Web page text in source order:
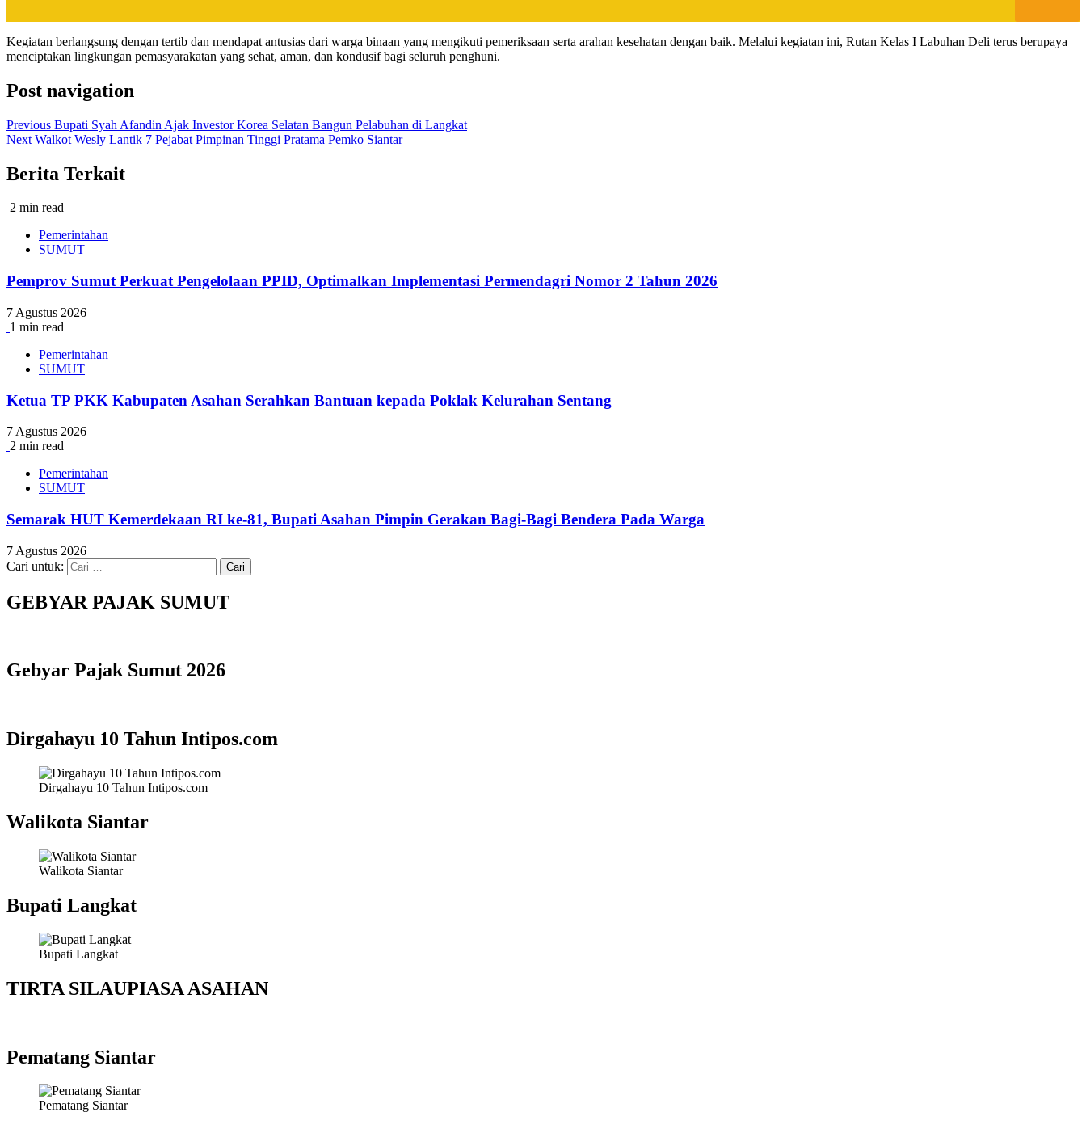
Kegiatan berlangsung dengan tertib dan mendapat antusias dari warga binaan yang mengikuti pemeriksaan serta arahan kesehatan dengan baik. Melalui kegiatan ini, Rutan Kelas I Labuhan Deli terus berupaya
menciptakan lingkungan pemasyarakatan yang sehat, aman, dan kondusif bagi seluruh penghuni.
Post navigation
Previous Bupati Syah Afandin Ajak Investor Korea Selatan Bangun Pelabuhan di Langkat
Next Walkot Wesly Lantik 7 Pejabat Pimpinan Tinggi Pratama Pemko Siantar
Berita Terkait
2 min read
Pemerintahan
SUMUT
Pemprov Sumut Perkuat Pengelolaan PPID, Optimalkan Implementasi Permendagri Nomor 2 Tahun 2026
7 Agustus 2026
1 min read
Pemerintahan
SUMUT
Ketua TP PKK Kabupaten Asahan Serahkan Bantuan kepada Poklak Kelurahan Sentang
7 Agustus 2026
2 min read
Pemerintahan
SUMUT
Semarak HUT Kemerdekaan RI ke-81, Bupati Asahan Pimpin Gerakan Bagi-Bagi Bendera Pada Warga
7 Agustus 2026
Cari untuk:
GEBYAR PAJAK SUMUT
Gebyar Pajak Sumut 2026
Dirgahayu 10 Tahun Intipos.com
Dirgahayu 10 Tahun Intipos.com
Walikota Siantar
Walikota Siantar
Bupati Langkat
Bupati Langkat
TIRTA SILAUPIASA ASAHAN
Pematang Siantar
Pematang Siantar